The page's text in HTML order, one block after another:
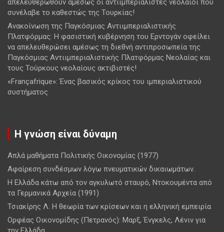
απελευθερωθούν αμέσως οι αντιιμπεριαλιστές νεολαίοι που
συνέλαβε το καθεστώς της Τουρκίας!
Ανακοίνωση της Παγκόσμιας Αντιιμπεριαλιστικής
Πλατφόρμας: Η φασιστική κυβέρνηση του Ερντογάν οφείλει
να απελευθερώσει αμέσως τη διεθνή αντιπροσωπεία της
Παγκόσμιας Αντιιμπεριαλιστικής Πλατφόρμας Νεολαίας και
τους Τούρκους νεολαίους ακτιβιστές!
«Françafrique»: Ένας βασικός κρίκος του ιμπεριαλιστικού
συστήματος
Η γνώση είναι δύναμη
Απλά μαθήματα Πολιτικής Οικονομίας (1977)
Αφαίρεση συνδέσμων λόγω πνευματικών δικαιωμάτων.
Η Ελλάδα κάτω από τον αγκυλωτό σταυρό, Ντοκουμέντα από
τα Γερμανικά Αρχεία (1991)
Τσιακίρης Λ. Η θεωρία των κρίσεων και η ελληνική εμπειρία
Ορφέας Οικονομίδης (Πετρανός): Μαρξ, Ένγκελς, Λένιν για